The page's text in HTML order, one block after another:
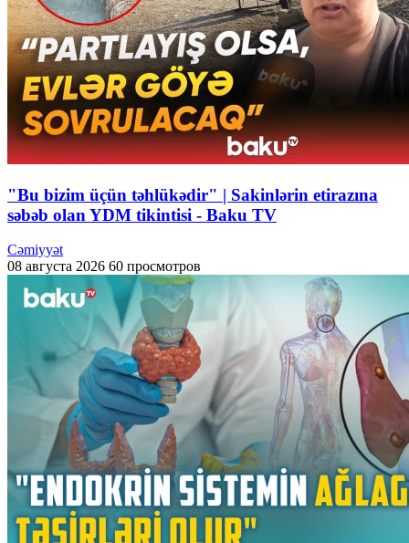
"Bu bizim üçün təhlükədir" | Sakinlərin etirazına
səbəb olan YDM tikintisi - Baku TV
Cəmiyyət
08 августа 2026 60 просмотров